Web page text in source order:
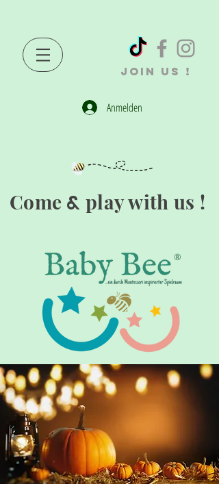
JOIN US !
Anmelden
Come & play with us !
®